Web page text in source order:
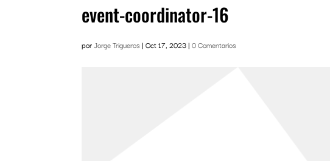
event-coordinator-16
porJorge Trigueros |Oct 17, 2023|0 Comentarios